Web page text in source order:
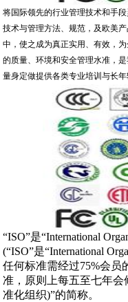
将国际领先的行业管理技术和手
技术与管理方法、规范，及欧美
中，使之成为真正实用、有效，
的质量、环境和安全管理水准，
量身定做提供各类专业培训与长
“ISO”是“International
(“ISO”是“International
任何标准需经过75%会员
准，原则上每五至七年
准化组织)”的简称。